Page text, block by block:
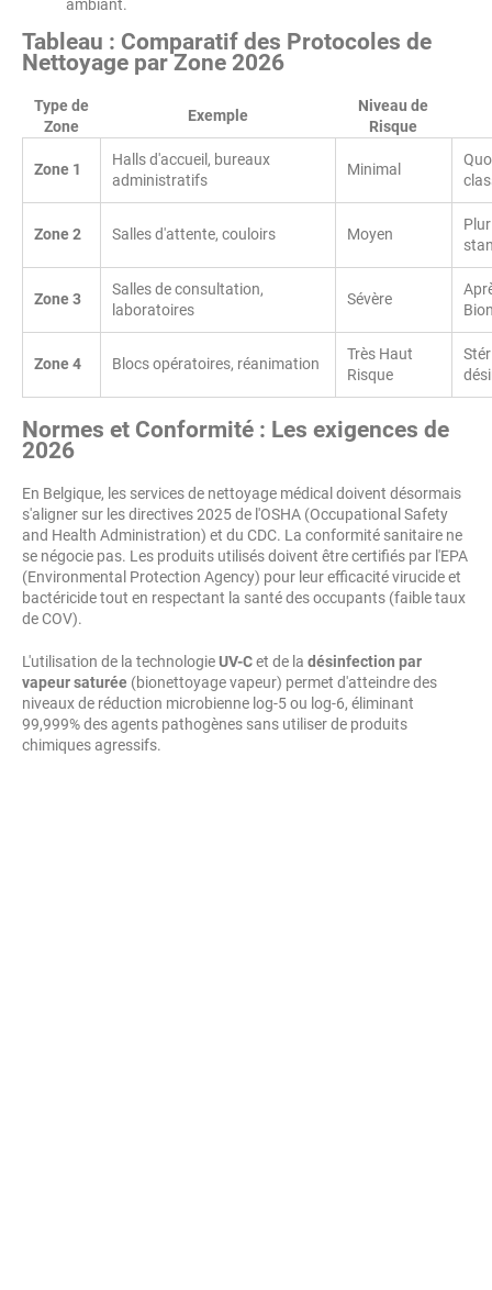
ambiant.
Tableau : Comparatif des Protocoles de
Nettoyage par Zone 2026
Type de
Zone
Exemple
Niveau de
Risque
Zone 1
Halls d'accueil, bureaux
administratifs
Minimal
Zone 2 Salles d'attente, couloirs Moyen
Zone 3
Salles de consultation,
laboratoires
Sévère
Zone 4 Blocs opératoires, réanimation
Très Haut
Risque
Normes et Conformité : Les exigences de
2026
En Belgique, les services de nettoyage médical doivent désormais
s'aligner sur les directives 2025 de l'OSHA (Occupational Safety
and Health Administration) et du CDC. La conformité sanitaire ne
se négocie pas. Les produits utilisés doivent être certifiés par l'EPA
(Environmental Protection Agency) pour leur efficacité virucide et
bactéricide tout en respectant la santé des occupants (faible taux
de COV).
L'utilisation de la technologieUV-Cet de la désinfection par
vapeur saturée (bionettoyage vapeur) permet d'atteindre des
niveaux de réduction microbienne log-5 ou log-6, éliminant
99,999% des agents pathogènes sans utiliser de produits
chimiques agressifs.